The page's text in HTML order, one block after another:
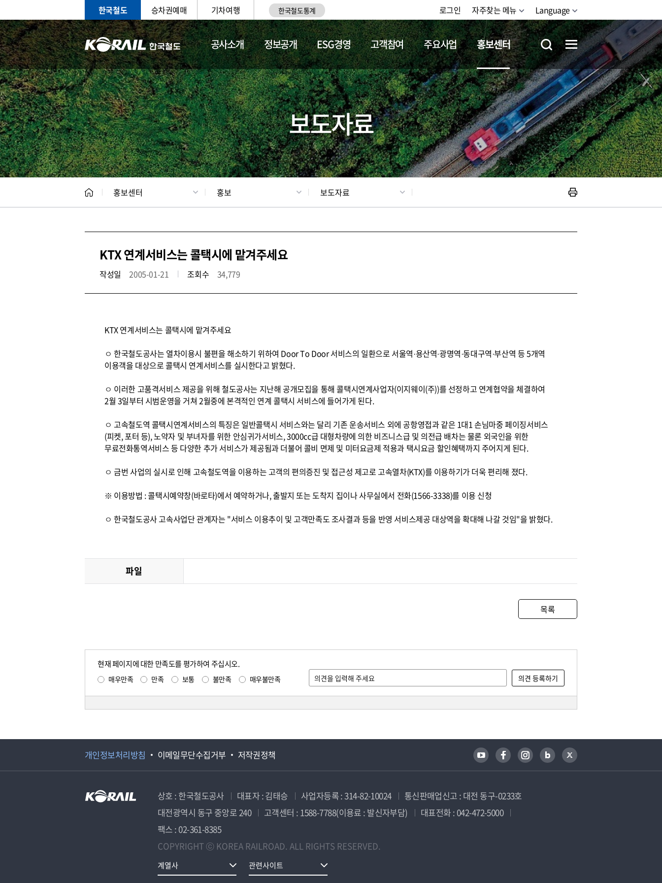
한국철도 승차권예매 기차여행 한국철도통계 로그인 자주찾는 메뉴 Language
공사소개 정보공개 ESG경영 고객참여 주요사업 홍보센터
홍보 문화사업 갤러리 기차소개 철도체험
보도자료
홍보센터 홍보 보도자료
KTX 연계서비스는 콜택시에 맡겨주세요
작성일 2005-01-21 조회수 34,779
KTX 연계서비스는 콜택시에 맡겨주세요
ㅇ 한국철도공사는 열차이용시 불편을 해소하기 위하여 Door To Door 서비스의 일환으로 서울역·용산역·광명역·동대구역·부산역 등 5개역
이용객을 대상으로 콜택시 연계서비스를 실시한다고 밝혔다.
ㅇ 이러한 고품격서비스 제공을 위해 철도공사는 지난해 공개모집을 통해 콜택시연계사업자(이지웨이(주))를 선정하고 연계협약을 체결하여
2월 3일부터 시범운영을 거쳐 2월중에 본격적인 연계 콜택시 서비스에 들어가게 된다.
ㅇ 고속철도역 콜택시연계서비스의 특징은 일반콜택시 서비스와는 달리 기존 운송서비스 외에 공항영접과 같은 1대1 손님마중 페이징서비스
(피켓, 포터 등), 노약자 및 부녀자를 위한 안심귀가서비스, 3000cc급 대형차량에 의한 비즈니스급 및 의전급 배차는 물론 외국인을 위한
무료전화통역서비스 등 다양한 추가 서비스가 제공됨과 더불어 콜비 면제 및 미터요금제 적용과 택시요금 할인혜택까지 주어지게 된다.
ㅇ 금번 사업의 실시로 인해 고속철도역을 이용하는 고객의 편의증진 및 접근성 제고로 고속열차(KTX)를 이용하기가 더욱 편리해 졌다.
※ 이용방법 : 콜택시예약창(바로타)에서 예약하거나, 출발지 또는 도착지 집이나 사무실에서 전화(1566-3338)를 이용 신청
ㅇ 한국철도공사 고속사업단 관계자는 "서비스 이용추이 및 고객만족도 조사결과 등을 반영 서비스제공 대상역을 확대해 나갈 것임"을 밝혔다.
파일
목록
현재 페이지에 대한 만족도를 평가하여 주십시오.
매우만족 만족 보통 불만족 매우불만족
개인정보처리방침 이메일무단수집거부 저작권정책
상호 : 한국철도공사 대표자 : 김태승 사업자등록 : 314-82-10024
통신판매업신고 : 대전 동구-0233호
대전광역시 동구 중앙로 240
고객센터 : 1588-7788(이용료 : 발신자부담)
대표전화 : 042-472-5000
팩스 : 02-361-8385
COPYRIGHT ⓒ KOREA RAILROAD. ALL RIGHTS RESERVED.
계열사 관련사이트